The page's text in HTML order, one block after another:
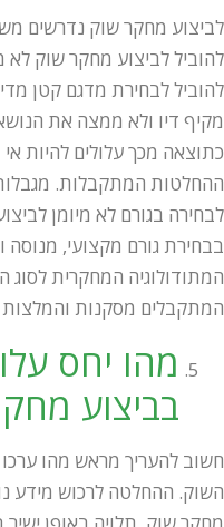
לביצוע מחקר שוק נדרשים
להוביל לביצוע מחקר שוק
להוביל לבחירת מדגם קטן
מקיף דיו ולא ממצה את
כתוצאה מכך עלולים להיות אי
ההחלטות המתקבלות.
לבחירה בגורם לא מיומן
בבחירת גורם מקצועי, מנוסה
המתודולוגיה המחקרית לסוג
המתקבלים מסקנות והמלצות
מהו יחס
בביצוע
חשוב להעריך מראש מהו
השוק. ההחלטה לרכוש מידע